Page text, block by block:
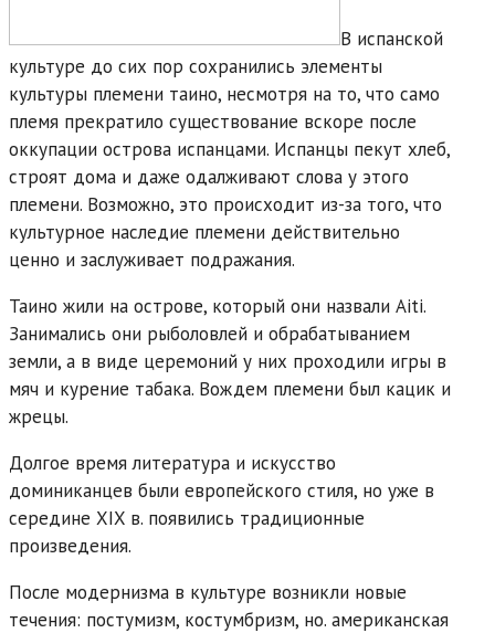
В испанской
культуре до сих пор сохранились элементы
культуры племени таино, несмотря на то, что само
племя прекратило существование вскоре после
оккупации острова испанцами. Испанцы пекут хлеб,
строят дома и даже одалживают слова у этого
племени. Возможно, это происходит из-за того, что
культурное наследие племени действительно
ценно и заслуживает подражания.
Таино жили на острове, который они назвали Aiti.
Занимались они рыболовлей и обрабатыванием
земли, а в виде церемоний у них проходили игры в
мяч и курение табака. Вождем племени был кацик и
жрецы.
Долгое время литература и искусство
доминиканцев были европейского стиля, но уже в
середине XIX в. появились традиционные
произведения.
После модернизма в культуре возникли новые
течения: постумизм, костумбризм, но. американская